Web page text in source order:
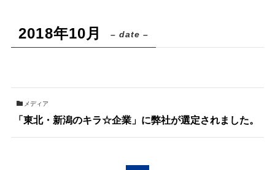
2018年10月 – date –
メディア
「東北・新潟のキラ☆企業」に弊社が選定されました。